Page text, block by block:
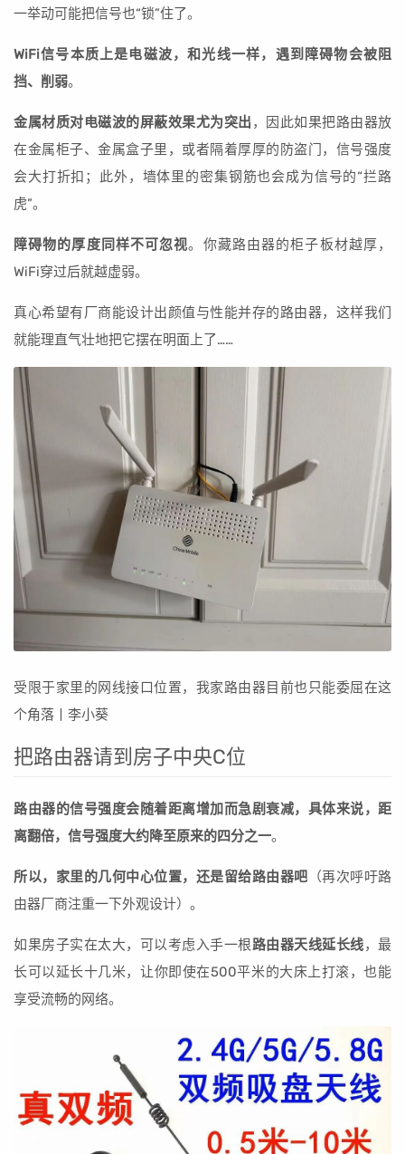
一举动可能把信号也“锁”住了。
WiFi信号本质上是电磁波，和光线一样，遇到障碍物会被阻
挡、削弱。
金属材质对电磁波的屏蔽效果尤为突出 ，因此如果把路由器放
在金属柜子、金属盒子里，或者隔着厚厚的防盗门，信号强度
会大打折扣；此外，墙体里的密集钢筋也会成为信号的“拦路
虎”。
障碍物的厚度同样不可忽视。你藏路由器的柜子板材越厚，
WiFi穿过后就越虚弱。
真心希望有厂商能设计出颜值与性能并存的路由器，这样我们
就能理直气壮地把它摆在明面上了……
受限于家里的网线接口位置，我家路由器目前也只能委屈在这
个角落丨李小葵
把路由器请到房子中央C位
路由器的信号强度会随着距离增加而急剧衰减，具体来说，距
离翻倍，信号强度大约降至原来的四分之一。
所以，家里的几何中心位置，还是留给路由器吧 （再次呼吁路
由器厂商注重一下外观设计）。
如果房子实在太大，可以考虑入手一根路由器天线延长线，最
长可以延长十几米，让你即使在500平米的大床上打滚，也能
享受流畅的网络。